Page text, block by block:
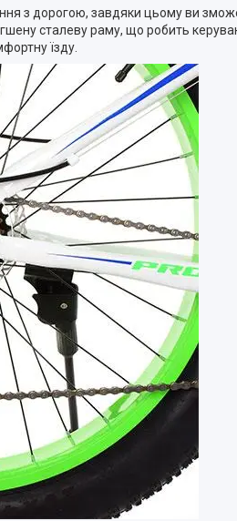
з дорогою, завдяки цьому ви
сталеву раму, що робить
їзду.